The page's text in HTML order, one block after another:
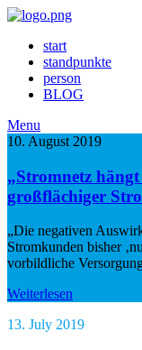
start
standpunkte
person
BLOG
Menu
10. August 2019
„Stromnetz
großflächiger
„Die negativen
Stromkunden bisher
vorbildliche
Weiterlesen
13. July 2019